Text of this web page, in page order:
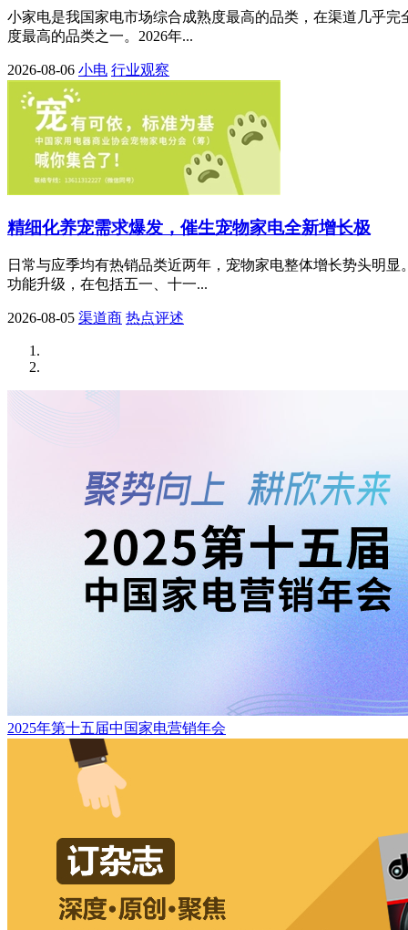
小家电是我国家电市场综合成熟度最高的品类，在渠道几乎
度最高的品类之一。2026年...
2026-08-06 小电 行业观察
精细化养宠需求爆发，催生宠物家电全新增长极
日常与应季均有热销品类近两年，宠物家电整体增长势头明
功能升级，在包括五一、十一...
2026-08-05 渠道商 热点评述
2025年第十五届中国家电营销年会